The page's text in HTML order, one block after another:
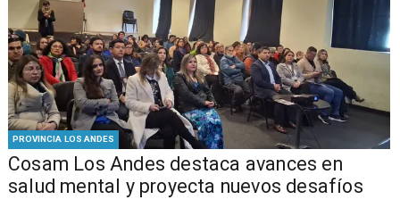
PROVINCIA LOS ANDES
Cosam Los Andes destaca avances en
salud mental y proyecta nuevos desafíos